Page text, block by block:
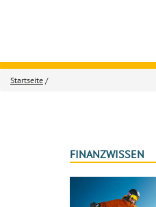
Startseite /
FINANZWISSEN